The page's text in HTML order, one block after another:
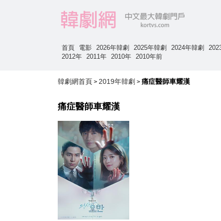
首頁 電影 2026年韓劇 2025年韓劇 2024年韓劇
2012年
2011年 2010年 2010年前
韓劇網首頁 > 2019年韓劇 > 痛症醫師車耀漢
痛症醫師車耀漢